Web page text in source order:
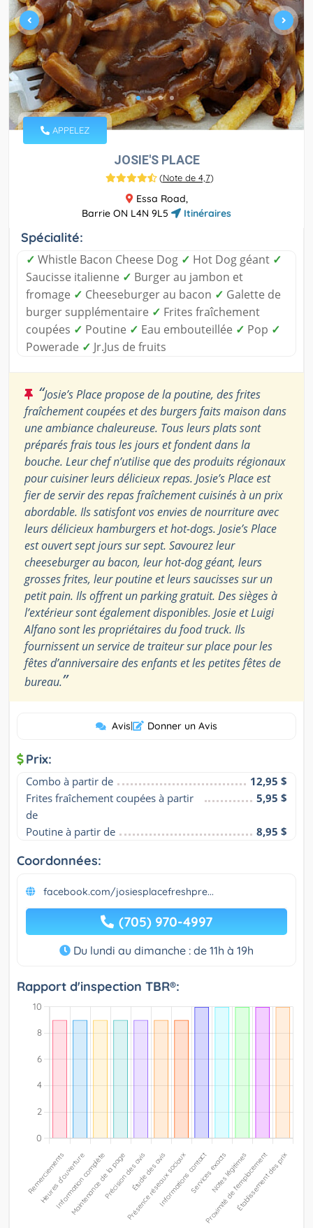
APPELEZ
JOSIE'S PLACE
(Note de 4,7)
Essa Road,
Barrie ON L4N 9L5
Itinéraires
Spécialité:
✓ Whistle Bacon Cheese Dog ✓ Hot Dog géant ✓
Saucisse italienne ✓ Burger au jambon et
fromage ✓ Cheeseburger au bacon ✓ Galette de
burger supplémentaire ✓ Frites fraîchement
coupées ✓ Poutine ✓ Eau embouteillée ✓ Pop ✓
Powerade ✓ Jr.Jus de fruits
“Josie’s Place propose de la poutine, des frites
fraîchement coupées et des burgers faits maison dans
une ambiance chaleureuse. Tous leurs plats sont
préparés frais tous les jours et fondent dans la
bouche. Leur chef n’utilise que des produits régionaux
pour cuisiner leurs délicieux repas. Josie’s Place est
fier de servir des repas fraîchement cuisinés à un prix
abordable. Ils satisfont vos envies de nourriture avec
leurs délicieux hamburgers et hot-dogs. Josie’s Place
est ouvert sept jours sur sept. Savourez leur
cheeseburger au bacon, leur hot-dog géant, leurs
grosses frites, leur poutine et leurs saucisses sur un
petit pain. Ils offrent un parking gratuit. Des sièges à
l’extérieur sont également disponibles. Josie et Luigi
Alfano sont les propriétaires du food truck. Ils
fournissent un service de traiteur sur place pour les
fêtes d’anniversaire des enfants et les petites fêtes de
bureau.”
Avis| Donner un Avis
Prix:
Combo à partir de
12,95 $
Frites fraîchement coupées à partir
de
5,95 $
Poutine à partir de 8,95 $
Coordonnées:
facebook.com/josiesplacefreshpre...
(705) 970-4997
Du lundi au dimanche : de 11h à 19h
Rapport d'inspection TBR®: